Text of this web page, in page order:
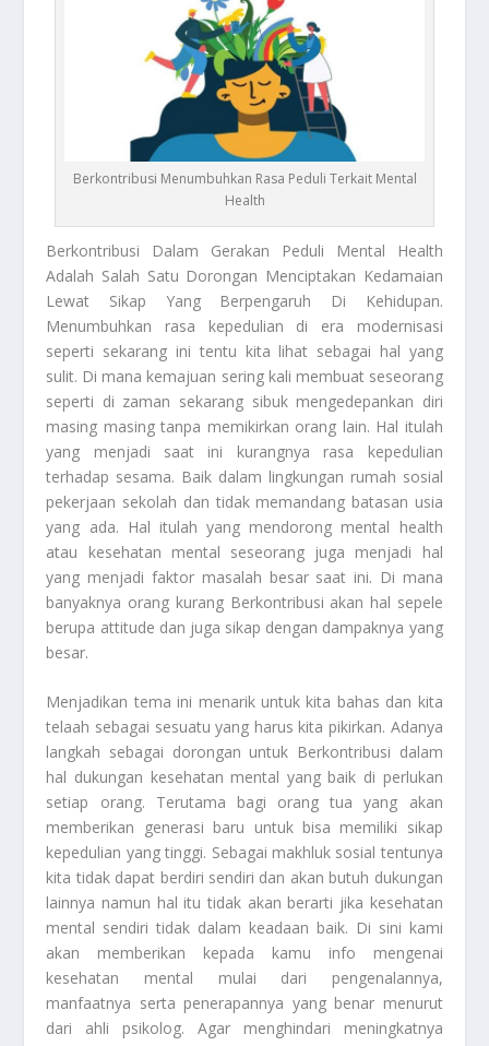
Berkontribusi Menumbuhkan Rasa Peduli Terkait Mental
Health
Berkontribusi Dalam Gerakan Peduli Mental Health
Adalah Salah Satu Dorongan Menciptakan Kedamaian
Lewat Sikap Yang Berpengaruh Di Kehidupan.
Menumbuhkan rasa kepedulian di era modernisasi
seperti sekarang ini tentu kita lihat sebagai hal yang
sulit. Di mana kemajuan sering kali membuat seseorang
seperti di zaman sekarang sibuk mengedepankan diri
masing masing tanpa memikirkan orang lain. Hal itulah
yang menjadi saat ini kurangnya rasa kepedulian
terhadap sesama. Baik dalam lingkungan rumah sosial
pekerjaan sekolah dan tidak memandang batasan usia
yang ada. Hal itulah yang mendorong mental health
atau kesehatan mental seseorang juga menjadi hal
yang menjadi faktor masalah besar saat ini. Di mana
banyaknya orang kurang Berkontribusi akan hal sepele
berupa attitude dan juga sikap dengan dampaknya yang
besar.
Menjadikan tema ini menarik untuk kita bahas dan kita
telaah sebagai sesuatu yang harus kita pikirkan. Adanya
langkah sebagai dorongan untuk Berkontribusi dalam
hal dukungan kesehatan mental yang baik di perlukan
setiap orang. Terutama bagi orang tua yang akan
memberikan generasi baru untuk bisa memiliki sikap
kepedulian yang tinggi. Sebagai makhluk sosial tentunya
kita tidak dapat berdiri sendiri dan akan butuh dukungan
lainnya namun hal itu tidak akan berarti jika kesehatan
mental sendiri tidak dalam keadaan baik. Di sini kami
akan memberikan kepada kamu info mengenai
kesehatan mental mulai dari pengenalannya,
manfaatnya serta penerapannya yang benar menurut
dari ahli psikolog. Agar menghindari meningkatnya